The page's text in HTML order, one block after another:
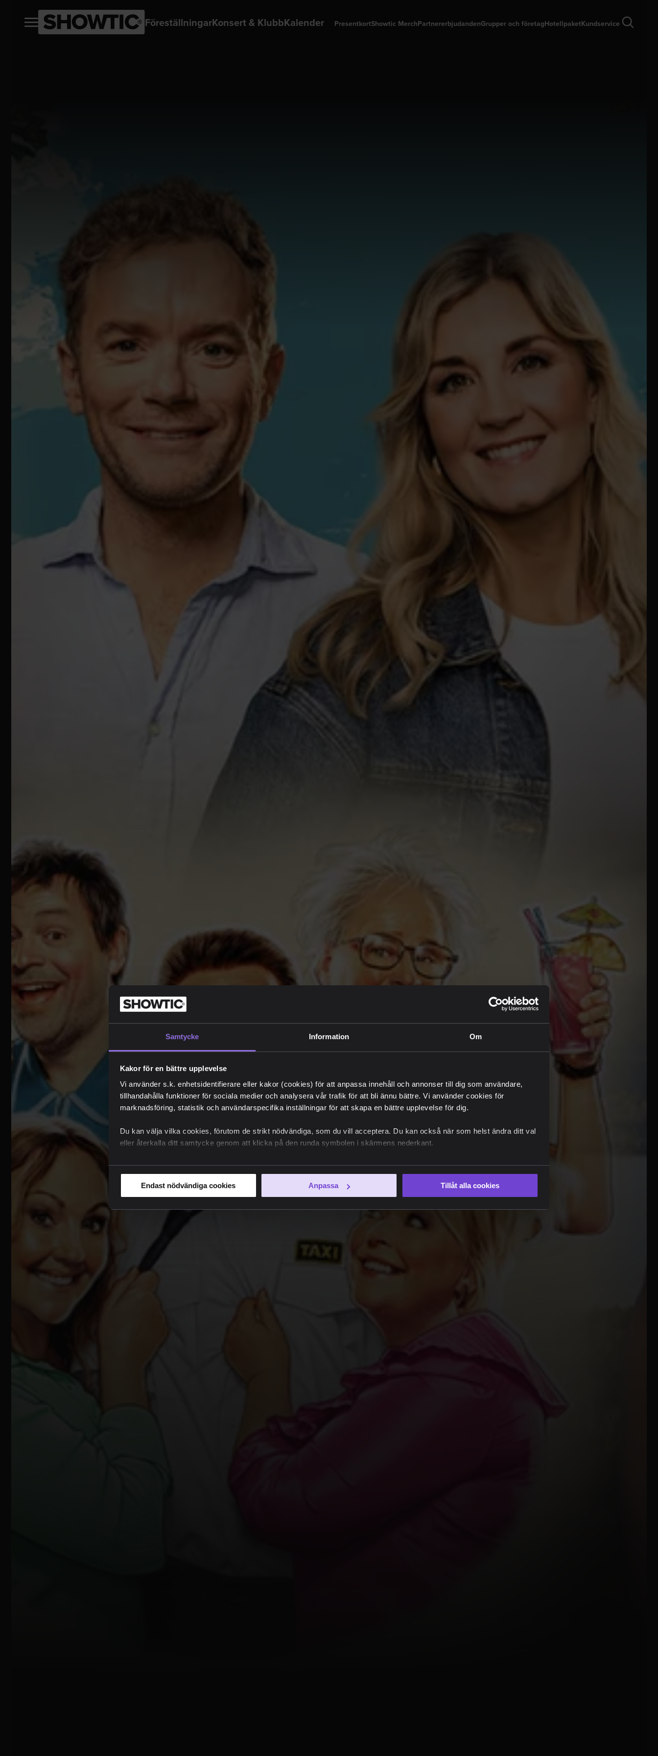
Samtycke Information Om
Kakor för en bättre upplevelse
Vi använder s.k. enhetsidentifierare eller kakor (cookies) för att anpassa innehåll och annonser till dig som användare,
tillhandahålla funktioner för sociala medier och analysera vår trafik för att bli ännu bättre. Vi använder cookies för
marknadsföring, statistik och användarspecifika inställningar för att skapa en bättre upplevelse för dig.
Du kan välja vilka cookies, förutom de strikt nödvändiga, som du vill acceptera. Du kan också när som helst ändra ditt val
eller återkalla ditt samtycke genom att klicka på den runda symbolen i skärmens nederkant.
Endast nödvändiga cookies Anpassa Tillåt alla cookies
FöreställningarKonsert & KlubbKalender PresentkortShowtic MerchPartnererbjudandenGrupper och företagHotellpaketKundservice